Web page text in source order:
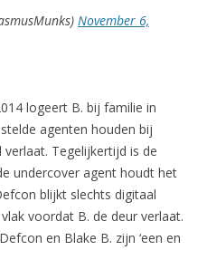
November 6,
logeert B. bij familie in
agenten houden bij
Tegelijkertijd is de
undercover agent houdt het
blijkt slechts digitaal
voordat B. de deur verlaat.
en Blake B. zijn ‘een en